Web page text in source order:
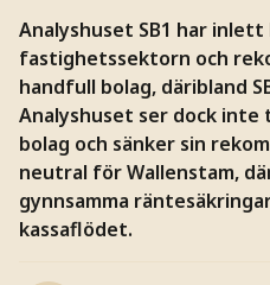
Analyshuset SB1 har
fastighetssektorn och
handfull bolag, däribland
Analyshuset ser dock inte
bolag och sänker sin
neutral för Wallenstam,
gynnsamma
kassaflödet.